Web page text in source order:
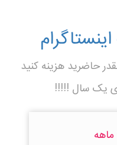
چقدر حاضرید هزینه کنید